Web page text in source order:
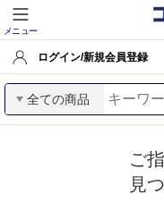
メニュー
ログイン/新規会員登録
全ての商品
ご
見